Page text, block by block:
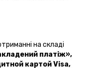
на складі
платіж»,
картой Visa,